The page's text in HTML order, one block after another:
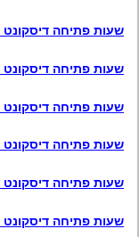
שעות פתיחה דיסקונט
שעות פתיחה דיסקונט
שעות פתיחה דיסקונט
שעות פתיחה דיסקונט
שעות פתיחה
שעות פתיחה דיסקונט